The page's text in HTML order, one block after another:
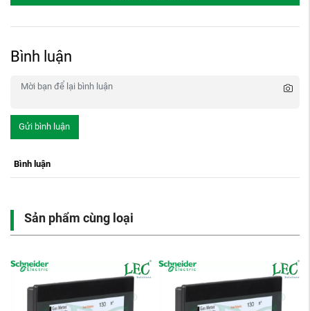
Bình luận
Gửi bình luận
Bình luận
Sản phẩm cùng loại